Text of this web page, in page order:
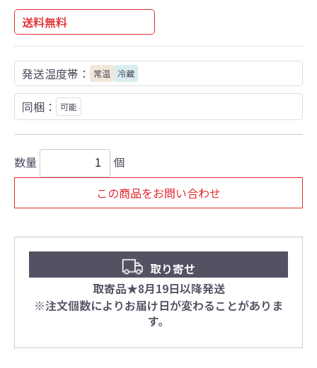
送料無料
発送温度帯： 常温 冷蔵
同梱： 可能
数量
個
この商品をお問い合わせ
取り寄せ
取寄品★8月19日以降発送
※注文個数によりお届け日が変わることがありま
す。